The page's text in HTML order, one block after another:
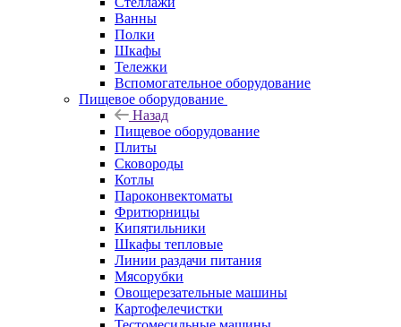
Ванны
Полки
Шкафы
Тележки
Вспомогательное оборудование
Пищевое оборудование
Назад
Пищевое оборудование
Плиты
Сковороды
Котлы
Пароконвектоматы
Фритюрницы
Кипятильники
Шкафы тепловые
Линии раздачи питания
Мясорубки
Овощерезательные машины
Картофелечистки